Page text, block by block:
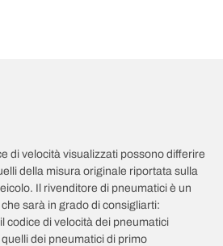
di velocità visualizzati possono differire
della misura originale riportata sulla
Il rivenditore di pneumatici è un
sarà in grado di consigliarti:
codice di velocità dei pneumatici
dei pneumatici di primo